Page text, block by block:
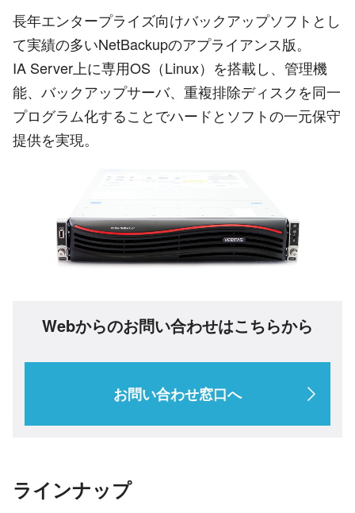
長年エンタープライズ向けバックアップソフトとし
て実績の多いNetBackupのアプライアンス版。
IA Server上に専用OS（Linux）を搭載し、管理機
能、バックアップサーバ、重複排除ディスクを同一
プログラム化することでハードとソフトの一元保守
提供を実現。
Webからのお問い合わせはこちらから
お問い合わせ窓口へ
ラインナップ